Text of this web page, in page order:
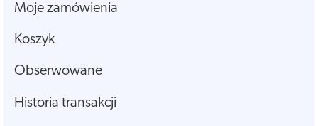
Moje zamówienia
Koszyk
Obserwowane
Historia transakcji